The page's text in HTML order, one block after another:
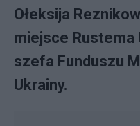
Ołeksija
miejsce Rustema
szefa Funduszu
Ukrainy.